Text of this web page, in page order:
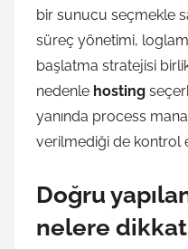
bir sunucu seçmekle
süreç yönetimi,
başlatma stratejisi
nedenle hosting
yanında process
verilmediği de kontrol
Doğru
nelere